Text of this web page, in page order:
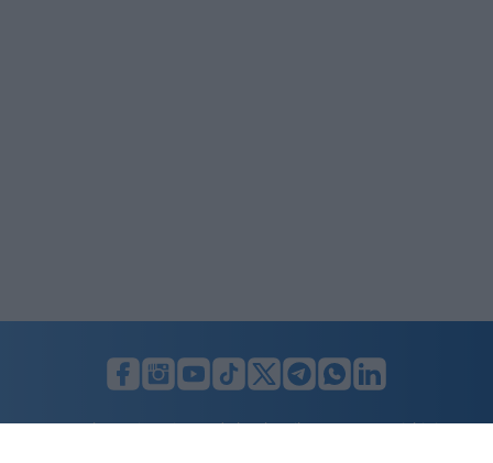
LUNIFIN S.r.l. a socio unico. Sede legale Milano, Largo F. Richini, 2/A,